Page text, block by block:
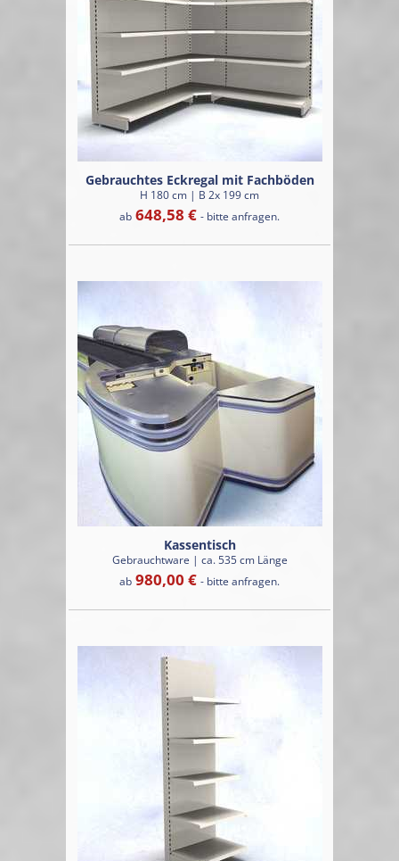
Gebrauchtes Eckregal mit Fachböden
H 180 cm | B 2x 199 cm
ab 648,58 € - bitte anfragen.
Kassentisch
Gebrauchtware | ca. 535 cm Länge
ab 980,00 € - bitte anfragen.